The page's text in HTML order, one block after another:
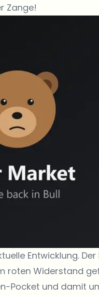
Zange!
Entwicklung.
roten Widerstand
Pocket und damit